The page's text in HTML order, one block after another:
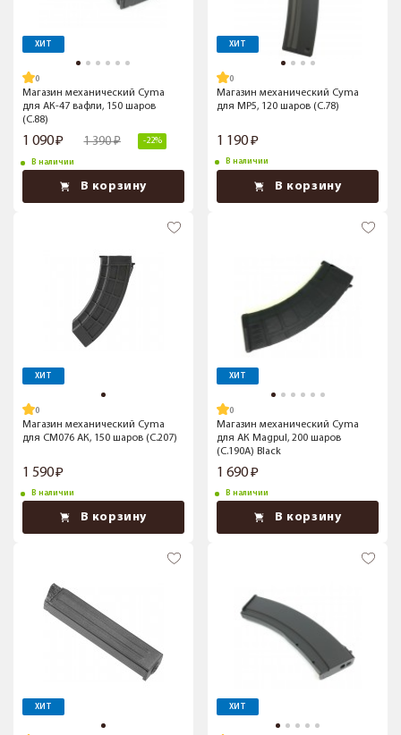
ХИТ
Магазин механический Cyma
для АК-47 вафли, 150 шаров
(C.88)
1 090 1 390 -22%
В наличии
В корзину
ХИТ
Магазин механический Cyma
для MP5, 120 шаров (C.78)
1 190
В наличии
В корзину
ХИТ
Магазин механический Cyma
для CM076 АК, 150 шаров (C.207)
1 590
В наличии
В корзину
ХИТ
Магазин механический Cyma
для АК Magpul, 200 шаров
(C.190A) Black
1 690
В наличии
В корзину
ХИТ ХИТ